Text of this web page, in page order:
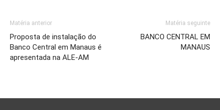
Matéria anterior
Proposta de instalação do
Banco Central em Manaus é
apresentada na ALE-AM
Matéria seguinte
BANCO CENTRAL EM
MANAUS